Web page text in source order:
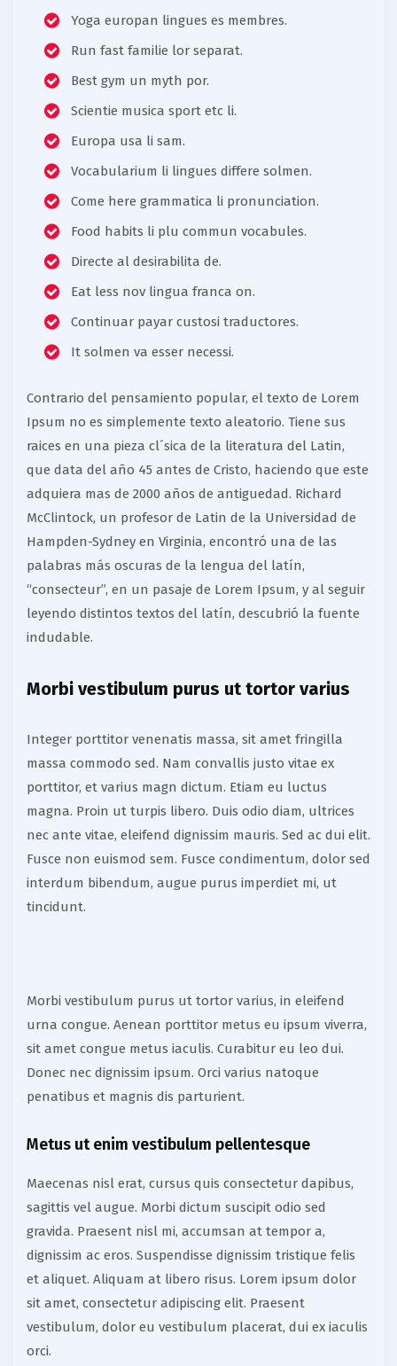
Yoga europan lingues es membres.
Run fast familie lor separat.
Best gym un myth por.
Scientie musica sport etc li.
Europa usa li sam.
Vocabularium li lingues differe solmen.
Come here grammatica li pronunciation.
Food habits li plu commun vocabules.
Directe al desirabilita de.
Eat less nov lingua franca on.
Continuar payar custosi traductores.
It solmen va esser necessi.
Contrario del pensamiento popular, el texto de Lorem
Ipsum no es simplemente texto aleatorio. Tiene sus
raices en una pieza cl´sica de la literatura del Latin,
que data del año 45 antes de Cristo, haciendo que este
adquiera mas de 2000 años de antiguedad. Richard
McClintock, un profesor de Latin de la Universidad de
Hampden-Sydney en Virginia, encontró una de las
palabras más oscuras de la lengua del latín,
“consecteur”, en un pasaje de Lorem Ipsum, y al seguir
leyendo distintos textos del latín, descubrió la fuente
indudable.
Morbi vestibulum purus ut tortor varius
Integer porttitor venenatis massa, sit amet fringilla
massa commodo sed. Nam convallis justo vitae ex
porttitor, et varius magn dictum. Etiam eu luctus
magna. Proin ut turpis libero. Duis odio diam, ultrices
nec ante vitae, eleifend dignissim mauris. Sed ac dui elit.
Fusce non euismod sem. Fusce condimentum, dolor sed
interdum bibendum, augue purus imperdiet mi, ut
tincidunt.
Morbi vestibulum purus ut tortor varius, in eleifend
urna congue. Aenean porttitor metus eu ipsum viverra,
sit amet congue metus iaculis. Curabitur eu leo dui.
Donec nec dignissim ipsum. Orci varius natoque
penatibus et magnis dis parturient.
Metus ut enim vestibulum pellentesque
Maecenas nisl erat, cursus quis consectetur dapibus,
sagittis vel augue. Morbi dictum suscipit odio sed
gravida. Praesent nisl mi, accumsan at tempor a,
dignissim ac eros. Suspendisse dignissim tristique felis
et aliquet. Aliquam at libero risus. Lorem ipsum dolor
sit amet, consectetur adipiscing elit. Praesent
vestibulum, dolor eu vestibulum placerat, dui ex iaculis
orci.